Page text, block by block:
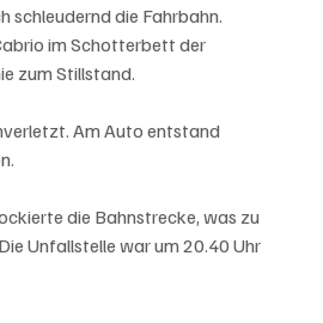
schleudernd die Fahrbahn.
im Schotterbett der
zum Stillstand.
Am Auto entstand
die Bahnstrecke, was zu
Unfallstelle war um 20.40 Uhr